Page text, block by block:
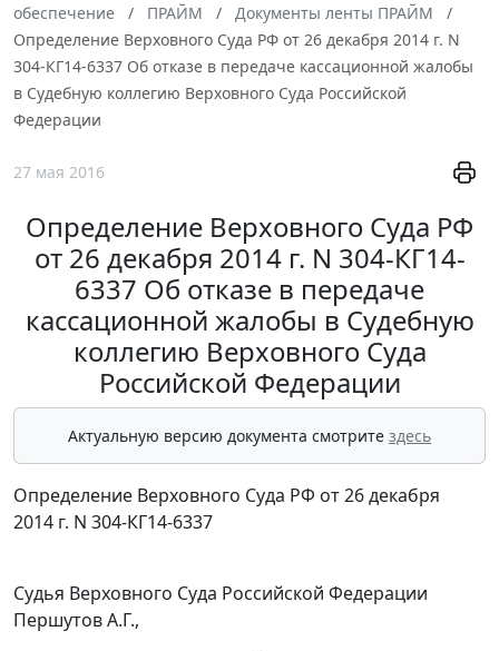
обеспечение
ПРАЙМ
Документы ленты ПРАЙМ
Определение Верховного Суда РФ от 26 декабря 2014 г. N
304-КГ14-6337 Об отказе в передаче кассационной жалобы
в Судебную коллегию Верховного Суда Российской
Федерации
27 мая 2016
Определение Верховного Суда РФ
от 26 декабря 2014 г. N 304-КГ14-
6337 Об отказе в передаче
кассационной жалобы в Судебную
коллегию Верховного Суда
Российской Федерации
Актуальную версию документа смотрите здесь
Определение Верховного Суда РФ от 26 декабря
2014 г. N 304-КГ14-6337
Судья Верховного Суда Российской Федерации
Першутов А.Г.,